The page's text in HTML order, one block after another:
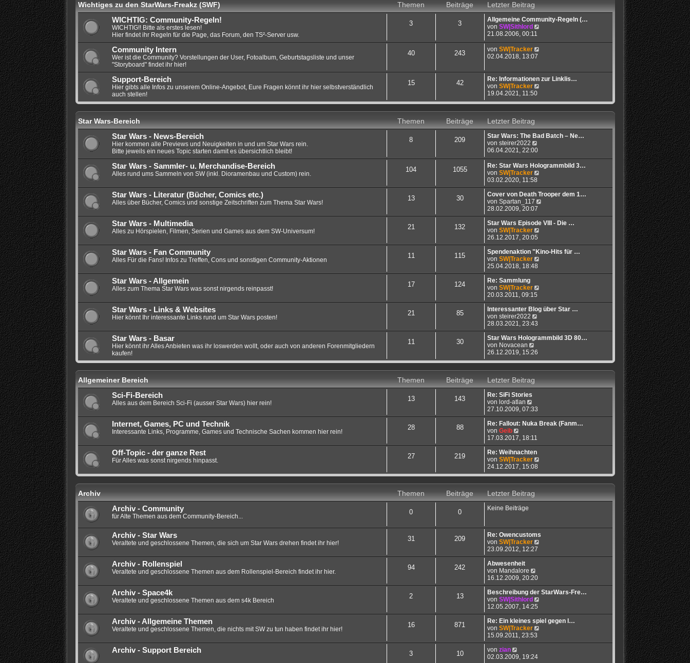
a
g
e
i
t
g
t
e
r
i
g
Wichtiges zu den StarWars-Freakz (SWF) Themen Beiträge
Letzter Beitrag
WICHTIG: Community-Regeln!
WICHTIG!! Bitte als erstes lesen!
Hier findet ihr Regeln für die Page, das Forum, den TS²-Server usw.
3 3
Allgemeine Community-Regeln (…
von SW|Sithlord
u
r
t
r
g
21.08.2006, 00:11
Community Intern
Wer ist die Community? Vorstellungen der User, Fotoalbum, Geburtstagsliste und unser
"Storyboard" findet ihr hier!
40 243 von SW|Tracker
e
s
B
e
t
r
02.04.2018, 13:07
Support-Bereich
Hier gibts alle Infos zu unserem Online-Angebot, Eure Fragen könnt ihr hier selbstverständlich
auch stellen!
15 42
Re: Informationen zur Linklis…
von SW|Tracker
u
t
e
r
i
t
g
19.04.2021, 11:50
Star Wars-Bereich Themen Beiträge
Letzter Beitrag
Star Wars - News-Bereich
Hier kommen alle Previews und Neuigkeiten in und um Star Wars rein.
Bitte jeweils ein neues Topic starten damit es übersichtlich bleibt!
8 209
Star Wars: The Bad Batch – Ne…
von steirer2022
u
e
s
e
r
B
i
t
r
g
06.04.2021, 22:00
Star Wars - Sammler- u. Merchandise-Bereich
Alles rund ums Sammeln von SW (inkl. Dioramenbau und Custom) rein.
104 1055
Re: Star Wars Hologrammbild 3…
von SW|Tracker
u
e
s
e
r
i
t
g
03.02.2020, 11:58
Star Wars - Literatur (Bücher, Comics etc.)
Alles über Bücher, Comics und sonstige Zeitschriften zum Thema Star Wars!
13 30
Cover von Death Trooper dem 1…
von Spartan_117
u
e
e
r
i
g
28.02.2009, 20:07
Star Wars - Multimedia
Alles zu Hörspielen, Filmen, Serien und Games aus dem SW-Universum!
21 132
Star Wars Episode VIII - Die …
von SW|Tracker
u
e
e
i
t
g
26.12.2017, 20:05
Star Wars - Fan Community
Alles Für die Fans! Infos zu Treffen, Cons und sonstigen Community-Aktionen
11 115
Spendenaktion "Kino-Hits für …
von SW|Tracker
u
e
r
i
t
g
25.04.2018, 18:48
Star Wars - Allgemein
Alles zum Thema Star Wars was sonst nirgends reinpasst!
17 124
Re: Sammlung
von SW|Tracker
u
e
e
r
i
a
g
20.03.2011, 09:15
Star Wars - Links & Websites
Hier könnt Ihr interessante Links rund um Star Wars posten!
21 85
Interessanter Blog über Star …
von steirer2022
u
e
e
e
i
g
28.03.2021, 23:43
Star Wars - Basar
Hier könnt ihr Alles Anbieten was ihr loswerden wollt, oder auch von anderen Forenmitgliedern
kaufen!
11 30
Star Wars Hologrammbild 3D 80…
von Novacean
e
u
t
e
e
i
t
a
g
26.12.2019, 15:26
Allgemeiner Bereich Themen Beiträge
Letzter Beitrag
Sci-Fi-Bereich
Alles aus dem Bereich Sci-Fi (ausser Star Wars) hier rein!
13 143
Re: SiFi Stories
von lord-atlan
e
u
e
t
e
r
B
e
i
a
g
27.10.2009, 07:33
Internet, Games, PC und Technik
Interessante Links, Programme, Games und Technische Sachen kommen hier rein!
28 88
Re: Fallout: Nuka Break (Fanm…
von Geib
e
u
e
s
e
e
i
t
17.03.2017, 18:11
Off-Topic - der ganze Rest
Für Alles was sonst nirgends hinpasst.
27 219
Re: Weihnachten
von SW|Tracker
u
t
e
t
24.12.2017, 15:08
Archiv Themen Beiträge
Letzter Beitrag
Archiv - Community
für Alte Themen aus dem Community-Bereich...
0 0 Keine Beiträge
Archiv - Star Wars
Veraltete und geschlossene Themen, die sich um Star Wars drehen findet ihr hier!
31 209
Re: Owencustoms
von SW|Tracker
u
e
r
i
t
g
23.09.2012, 12:27
Archiv - Rollenspiel
Veraltete und geschlossene Themen aus dem Rollenspiel-Bereich findet ihr hier.
94 242
Abwesenheit
von Mandalore
e
u
e
s
t
e
r
B
e
i
r
16.12.2009, 20:20
Archiv - Space4k
Veraltete und geschlossene Themen aus dem s4k Bereich
2 13
Beschreibung der StarWars-Fre…
von SW|Sithlord
u
e
e
12.05.2007, 14:25
Archiv - Allgemeine Themen
Veraltete und geschlossene Themen, die nichts mit SW zu tun haben findet ihr hier!
16 871
Re: Ein kleines spiel gegen l…
von SW|Tracker
u
15.09.2011, 23:53
Archiv - Support Bereich 3 10 von zian
e
02.03.2009, 19:24